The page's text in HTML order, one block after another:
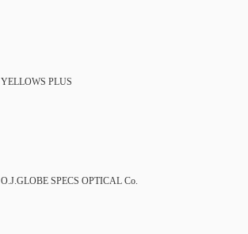
YELLOWS PLUS
O.J.GLOBE SPECS OPTICAL Co.